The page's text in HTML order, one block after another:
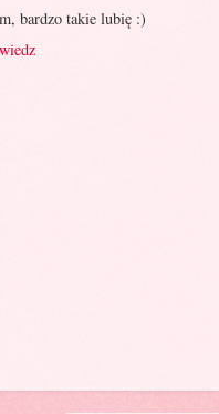
bardzo takie lubię :)